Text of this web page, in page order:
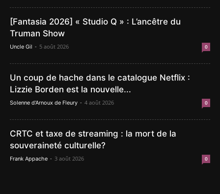
[Fantasia 2026] « Studio Q » : L’ancêtre du
Truman Show
Uncle Gil - 5 août 2026 0
Un coup de hache dans le catalogue Netflix :
Lizzie Borden est la nouvelle...
Solenne d'Arnoux de Fleury - 4 août 2026 0
CRTC et taxe de streaming : la mort de la
souveraineté culturelle?
Frank Appache - 3 août 2026 0